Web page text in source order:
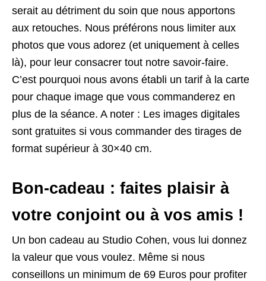
serait au détriment du soin que nous apportons
aux retouches. Nous préférons nous limiter aux
photos que vous adorez (et uniquement à celles
là), pour leur consacrer tout notre savoir-faire.
C’est pourquoi nous avons établi un tarif à la carte
pour chaque image que vous commanderez en
plus de la séance. A noter : Les images digitales
sont gratuites si vous commander des tirages de
format supérieur à 30×40 cm.
Bon-cadeau : faites plaisir à
votre conjoint ou à vos amis !
Un bon cadeau au Studio Cohen, vous lui donnez
la valeur que vous voulez. Même si nous
conseillons un minimum de 69 Euros pour profiter